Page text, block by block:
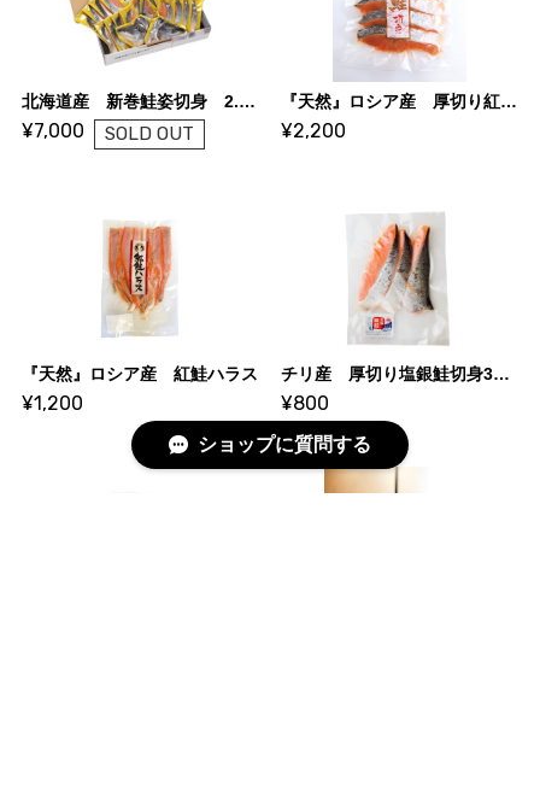
北海道産 新巻鮭姿切身 2.0kg【羅臼産海洋深層水仕込み】
¥7,000 SOLD OUT
『天然』ロシア産 厚切り紅鮭切身5切
¥2,200
『天然』ロシア産 紅鮭ハラス
¥1,200
チリ産 厚切り塩銀鮭切身3切【限定価格】
¥800
ショップに質問する